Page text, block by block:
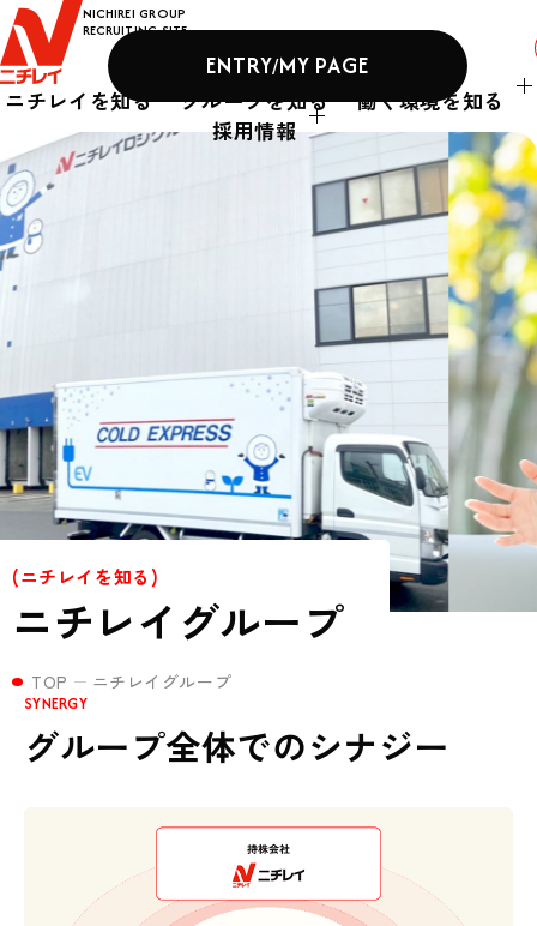
ニチレイ
NICHIREI GROUP
RECRUITING SITE
ニチレイを知る グループを知る
働く環境を知る
採用情報
ENTRY/MY PAGE
(ニチレイを知る)
ニチレイグループ
TOP ニチレイグループ
SYNERGY
グループ全体でのシナジー